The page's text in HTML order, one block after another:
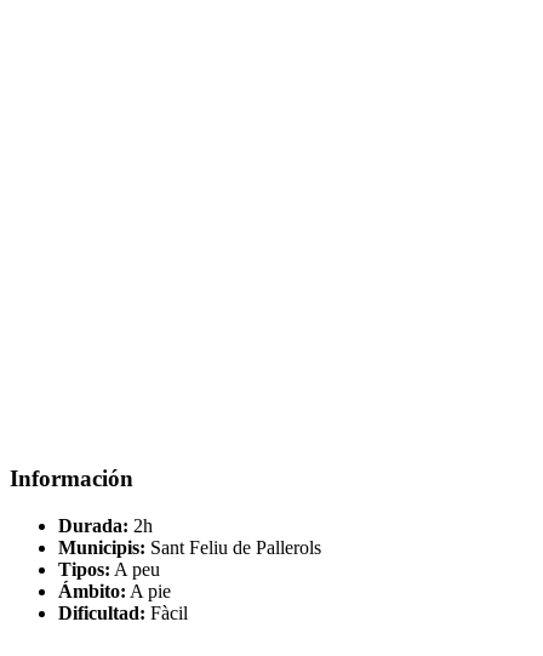
Información
Durada: 2h
Municipis: Sant Feliu de Pallerols
Tipos: A peu
Ámbito: A pie
Dificultad: Fàcil